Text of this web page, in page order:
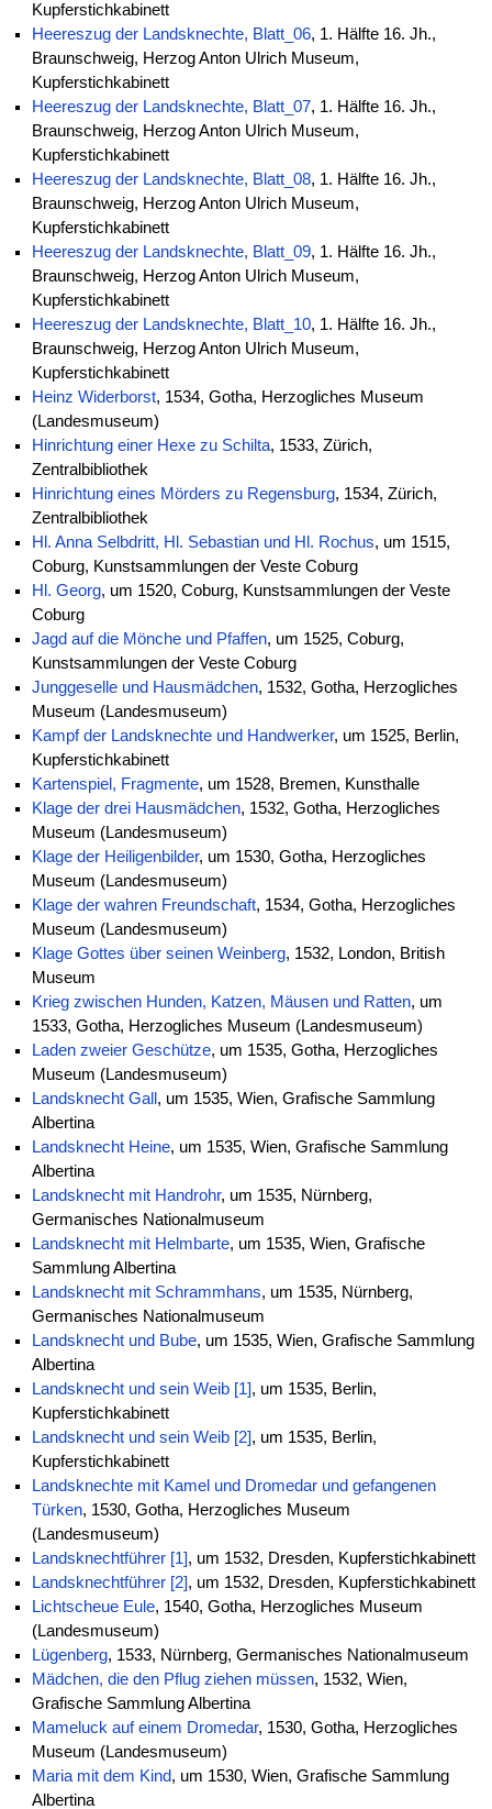
Kupferstichkabinett
Heereszug der Landsknechte, Blatt_06, 1. Hälfte 16. Jh.,
Braunschweig, Herzog Anton Ulrich Museum,
Kupferstichkabinett
Heereszug der Landsknechte, Blatt_07, 1. Hälfte 16. Jh.,
Braunschweig, Herzog Anton Ulrich Museum,
Kupferstichkabinett
Heereszug der Landsknechte, Blatt_08, 1. Hälfte 16. Jh.,
Braunschweig, Herzog Anton Ulrich Museum,
Kupferstichkabinett
Heereszug der Landsknechte, Blatt_09, 1. Hälfte 16. Jh.,
Braunschweig, Herzog Anton Ulrich Museum,
Kupferstichkabinett
Heereszug der Landsknechte, Blatt_10, 1. Hälfte 16. Jh.,
Braunschweig, Herzog Anton Ulrich Museum,
Kupferstichkabinett
Heinz Widerborst, 1534, Gotha, Herzogliches Museum
(Landesmuseum)
Hinrichtung einer Hexe zu Schilta, 1533, Zürich,
Zentralbibliothek
Hinrichtung eines Mörders zu Regensburg, 1534, Zürich,
Zentralbibliothek
Hl. Anna Selbdritt, Hl. Sebastian und Hl. Rochus, um 1515,
Coburg, Kunstsammlungen der Veste Coburg
Hl. Georg, um 1520, Coburg, Kunstsammlungen der Veste
Coburg
Jagd auf die Mönche und Pfaffen, um 1525, Coburg,
Kunstsammlungen der Veste Coburg
Junggeselle und Hausmädchen, 1532, Gotha, Herzogliches
Museum (Landesmuseum)
Kampf der Landsknechte und Handwerker, um 1525, Berlin,
Kupferstichkabinett
Kartenspiel, Fragmente, um 1528, Bremen, Kunsthalle
Klage der drei Hausmädchen, 1532, Gotha, Herzogliches
Museum (Landesmuseum)
Klage der Heiligenbilder, um 1530, Gotha, Herzogliches
Museum (Landesmuseum)
Klage der wahren Freundschaft, 1534, Gotha, Herzogliches
Museum (Landesmuseum)
Klage Gottes über seinen Weinberg, 1532, London, British
Museum
Krieg zwischen Hunden, Katzen, Mäusen und Ratten, um
1533, Gotha, Herzogliches Museum (Landesmuseum)
Laden zweier Geschütze, um 1535, Gotha, Herzogliches
Museum (Landesmuseum)
Landsknecht Gall , um 1535, Wien, Grafische Sammlung
Albertina
Landsknecht Heine, um 1535, Wien, Grafische Sammlung
Albertina
Landsknecht mit Handrohr, um 1535, Nürnberg,
Germanisches Nationalmuseum
Landsknecht mit Helmbarte, um 1535, Wien, Grafische
Sammlung Albertina
Landsknecht mit Schrammhans, um 1535, Nürnberg,
Germanisches Nationalmuseum
Landsknecht und Bube, um 1535, Wien, Grafische Sammlung
Albertina
Landsknecht und sein Weib [1], um 1535, Berlin,
Kupferstichkabinett
Landsknecht und sein Weib [2], um 1535, Berlin,
Kupferstichkabinett
Landsknechte mit Kamel und Dromedar und gefangenen
Türken, 1530, Gotha, Herzogliches Museum
(Landesmuseum)
Landsknechtführer [1], um 1532, Dresden, Kupferstichkabinett
Landsknechtführer [2], um 1532, Dresden, Kupferstichkabinett
Lichtscheue Eule, 1540, Gotha, Herzogliches Museum
(Landesmuseum)
Lügenberg, 1533, Nürnberg, Germanisches Nationalmuseum
Mädchen, die den Pflug ziehen müssen, 1532, Wien,
Grafische Sammlung Albertina
Mameluck auf einem Dromedar, 1530, Gotha, Herzogliches
Museum (Landesmuseum)
Maria mit dem Kind, um 1530, Wien, Grafische Sammlung
Albertina